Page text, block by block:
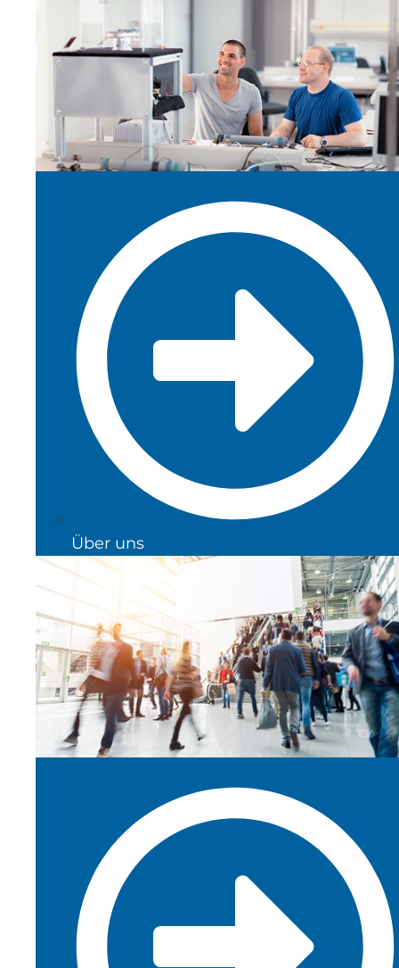
Über uns